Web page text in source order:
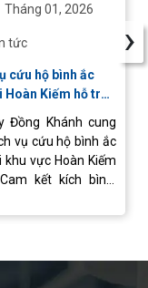
Tháng 01, 2026
tức
cứu hộ bình ắc
Hoàn Kiếm hỗ trợ
Đồng Khánh cung
vụ cứu hộ bình ắc
khu vực Hoàn Kiếm
kết kích bình,
nơi, nhanh chóng.
›